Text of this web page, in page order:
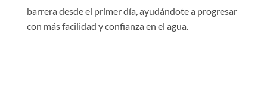
barrera desde el primer día, ayudándote a progresar
con más facilidad y confianza en el agua.